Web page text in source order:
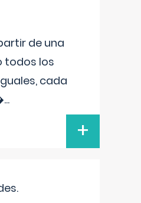
de una
todos los
cada
...
+